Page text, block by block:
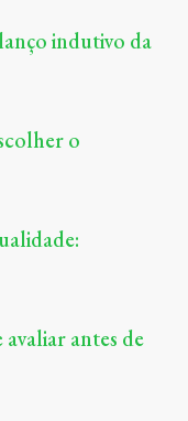
indutivo da
o
antes de